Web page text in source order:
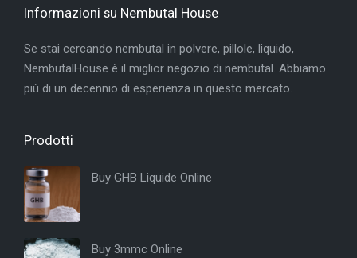
Informazioni su Nembutal House
Se stai cercando nembutal in polvere, pillole, liquido,
NembutalHouse è il miglior negozio di nembutal. Abbiamo
più di un decennio di esperienza in questo mercato.
Prodotti
Buy GHB Liquide Online
Buy 3mmc Online